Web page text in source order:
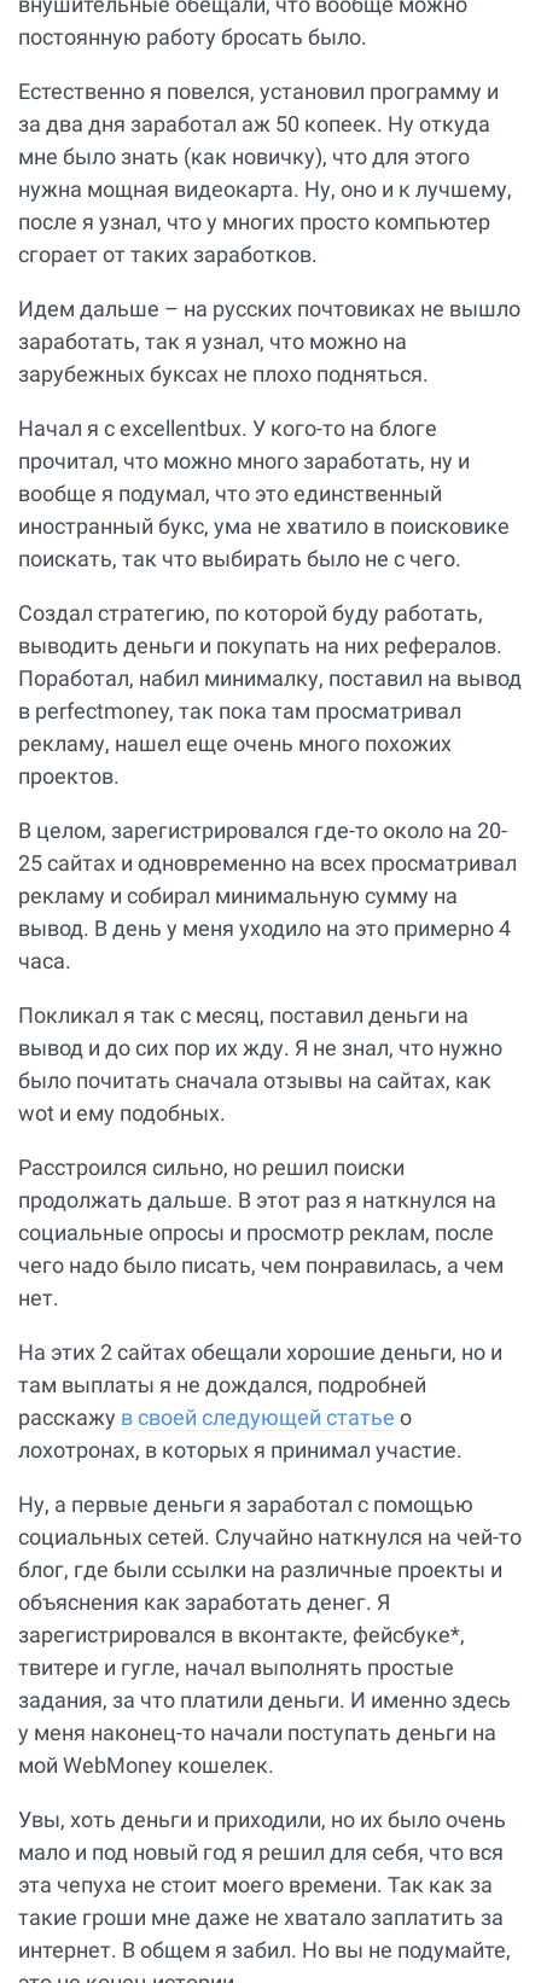
постоянную работу бросать было.
Естественно я повелся, установил программу и
за два дня заработал аж 50 копеек. Ну откуда
мне было знать (как новичку), что для этого
нужна мощная видеокарта. Ну, оно и к лучшему,
после я узнал, что у многих просто компьютер
сгорает от таких заработков.
Идем дальше – на русских почтовиках не вышло
заработать, так я узнал, что можно на
зарубежных буксах не плохо подняться.
Начал я с excellentbux. У кого-то на блоге
прочитал, что можно много заработать, ну и
вообще я подумал, что это единственный
иностранный букс, ума не хватило в поисковике
поискать, так что выбирать было не с чего.
Создал стратегию, по которой буду работать,
выводить деньги и покупать на них рефералов.
Поработал, набил минималку, поставил на вывод
в perfectmoney, так пока там просматривал
рекламу, нашел еще очень много похожих
проектов.
В целом, зарегистрировался где-то около на 20-
25 сайтах и одновременно на всех просматривал
рекламу и собирал минимальную сумму на
вывод. В день у меня уходило на это примерно 4
часа.
Покликал я так с месяц, поставил деньги на
вывод и до сих пор их жду. Я не знал, что нужно
было почитать сначала отзывы на сайтах, как
wot и ему подобных.
Расстроился сильно, но решил поиски
продолжать дальше. В этот раз я наткнулся на
социальные опросы и просмотр реклам, после
чего надо было писать, чем понравилась, а чем
нет.
На этих 2 сайтах обещали хорошие деньги, но и
там выплаты я не дождался, подробней
расскажу в своей следующей статье о
лохотронах, в которых я принимал участие.
Ну, а первые деньги я заработал с помощью
социальных сетей. Случайно наткнулся на чей-то
блог, где были ссылки на различные проекты и
объяснения как заработать денег. Я
зарегистрировался в вконтакте, фейсбуке*,
твитере и гугле, начал выполнять простые
задания, за что платили деньги. И именно здесь
у меня наконец-то начали поступать деньги на
мой WebMoney кошелек.
Увы, хоть деньги и приходили, но их было очень
мало и под новый год я решил для себя, что вся
эта чепуха не стоит моего времени. Так как за
такие гроши мне даже не хватало заплатить за
интернет. В общем я забил. Но вы не подумайте,